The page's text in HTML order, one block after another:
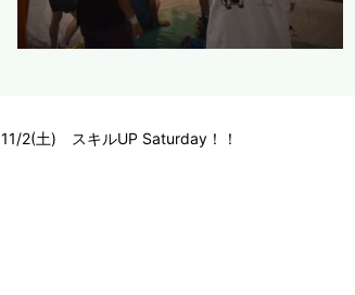
11/2(土) スキルUP Saturday！！